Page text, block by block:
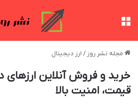
مجله نشر روز / ارز دیجیتال
خرید و فروش آنلاین ارزهای
قیمت، امنیت بالا